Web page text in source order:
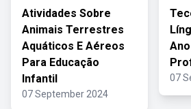
Atividades Sobre
Animais Terrestres
Aquáticos E Aéreos
Para Educação
Infantil
07 September 2024
07